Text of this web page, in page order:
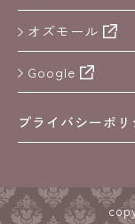
オズモール
Google
プライバシーポリ